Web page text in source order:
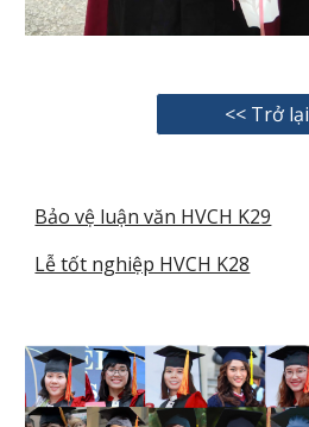
<< Trở lại
Bảo vệ luận văn HVCH K29
Lễ tốt nghiệp HVCH K28